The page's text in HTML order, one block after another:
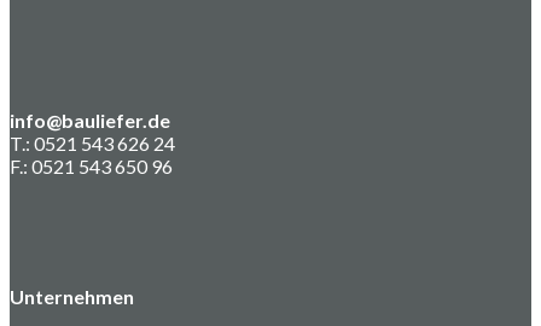
info@bauliefer.de
T.: 0521 543 626 24
F.: 0521 543 650 96
Unternehmen